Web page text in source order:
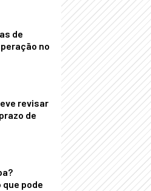
de
no
revisar
de
pode